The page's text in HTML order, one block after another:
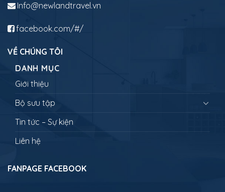
Info@newlandtravel.vn
facebook.com/#/
VỀ CHÚNG TÔI
DANH MỤC
Giới thiệu
Bộ sưu tập
Tin tức – Sự kiện
Liên hệ
FANPAGE FACEBOOK